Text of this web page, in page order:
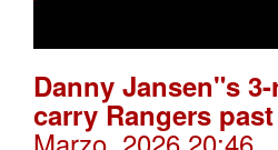
Danny Jansen"s
carry Rangers